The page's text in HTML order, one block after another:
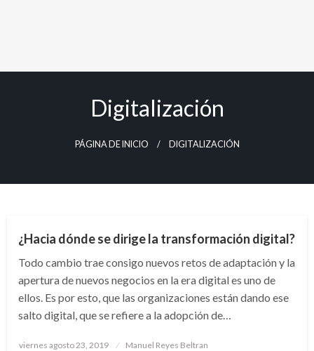
Digitalización
PÁGINA DE INICIO DIGITALIZACIÓN
¿Hacia dónde se dirige la transformación digital?
Todo cambio trae consigo nuevos retos de adaptación y la
apertura de nuevos negocios en la era digital es uno de
ellos. Es por esto, que las organizaciones están dando ese
salto digital, que se refiere a la adopción de…
Publicado
viernes agosto 23, 2019 Manuel Reyes Beltran